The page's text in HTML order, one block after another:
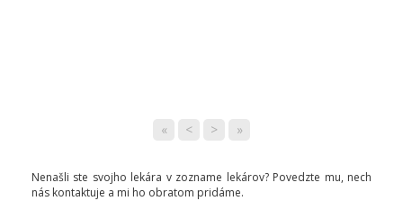
« < > »
Nenašli ste svojho lekára v zozname lekárov? Povedzte mu, nech
nás kontaktuje a mi ho obratom pridáme.